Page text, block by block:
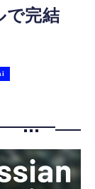
で完結